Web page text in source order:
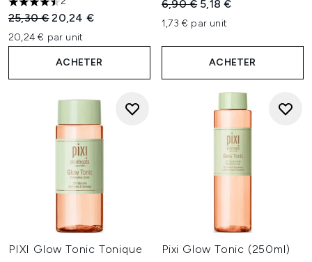
4.5 étoiles sur un maximum de 5
Prix de vente :
25,30 €Prix ​​actuel :
20,24 €
20,24 € par unit
ACHETER
Prix de vente :
6,90 € Prix ​​actuel :
5,18 €
1,73 € par unit
ACHETER
PIXI Glow Tonic Tonique
Pixi Glow Tonic (250ml)